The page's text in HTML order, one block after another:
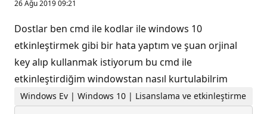
26 Ağu 2019 09:21
Dostlar ben cmd ile kodlar ile windows 10
etkinleştirmek gibi bir hata yaptım ve şuan orjinal
key alıp kullanmak istiyorum bu cmd ile
etkinleştirdiğim windowstan nasıl kurtulabilrim
Windows Ev | Windows 10 | Lisanslama ve etkinleştirme